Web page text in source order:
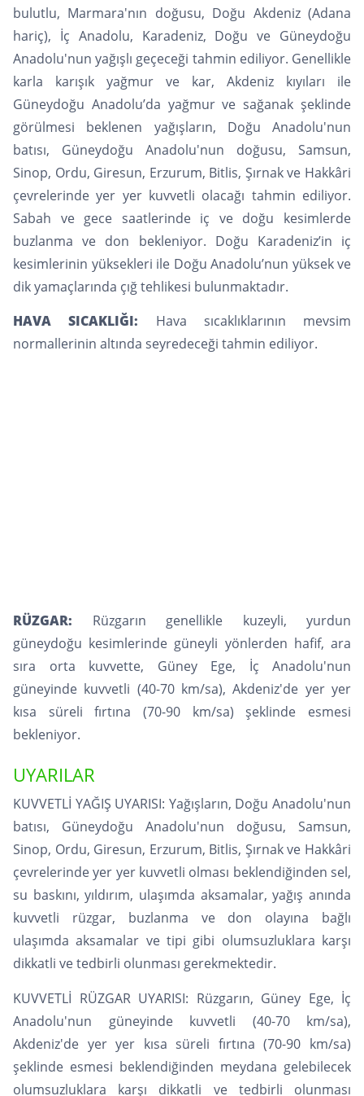
bulutlu, Marmara'nın doğusu, Doğu Akdeniz (Adana
hariç), İç Anadolu, Karadeniz, Doğu ve Güneydoğu
Anadolu'nun yağışlı geçeceği tahmin ediliyor. Genellikle
karla karışık yağmur ve kar, Akdeniz kıyıları ile
Güneydoğu Anadolu’da yağmur ve sağanak şeklinde
görülmesi beklenen yağışların, Doğu Anadolu'nun
batısı, Güneydoğu Anadolu'nun doğusu, Samsun,
Sinop, Ordu, Giresun, Erzurum, Bitlis, Şırnak ve Hakkâri
çevrelerinde yer yer kuvvetli olacağı tahmin ediliyor.
Sabah ve gece saatlerinde iç ve doğu kesimlerde
buzlanma ve don bekleniyor. Doğu Karadeniz’in iç
kesimlerinin yüksekleri ile Doğu Anadolu’nun yüksek ve
dik yamaçlarında çığ tehlikesi bulunmaktadır.
HAVA SICAKLIĞI: Hava sıcaklıklarının mevsim
normallerinin altında seyredeceği tahmin ediliyor.
RÜZGAR: Rüzgarın genellikle kuzeyli, yurdun
güneydoğu kesimlerinde güneyli yönlerden hafif, ara
sıra orta kuvvette, Güney Ege, İç Anadolu'nun
güneyinde kuvvetli (40-70 km/sa), Akdeniz'de yer yer
kısa süreli fırtına (70-90 km/sa) şeklinde esmesi
bekleniyor.
UYARILAR
KUVVETLİ YAĞIŞ UYARISI: Yağışların, Doğu Anadolu'nun
batısı, Güneydoğu Anadolu'nun doğusu, Samsun,
Sinop, Ordu, Giresun, Erzurum, Bitlis, Şırnak ve Hakkâri
çevrelerinde yer yer kuvvetli olması beklendiğinden sel,
su baskını, yıldırım, ulaşımda aksamalar, yağış anında
kuvvetli rüzgar, buzlanma ve don olayına bağlı
ulaşımda aksamalar ve tipi gibi olumsuzluklara karşı
dikkatli ve tedbirli olunması gerekmektedir.
KUVVETLİ RÜZGAR UYARISI: Rüzgarın, Güney Ege, İç
Anadolu'nun güneyinde kuvvetli (40-70 km/sa),
Akdeniz'de yer yer kısa süreli fırtına (70-90 km/sa)
şeklinde esmesi beklendiğinden meydana gelebilecek
olumsuzluklara karşı dikkatli ve tedbirli olunması